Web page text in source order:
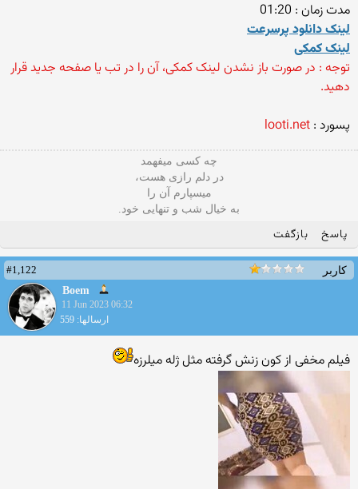
مدت زمان : 01:20
لینک دانلود پرسرعت
لینک کمکی
توجه : در صورت باز نشدن لینک کمکی، آن را در تب یا صفحه جدید قرار
دهید.
پسورد : looti.net
چه کسی میفهمد
در دلم رازی هست،
میسپارم آن را
به خیال شب و تنهایی خود.
پاسخ بازگفت
کاربر
#1,122
Boem
11 Jun 2023 06:32
ارسالها: 559
فیلم مخفی از کون زنش گرفته مثل ژله میلرزه